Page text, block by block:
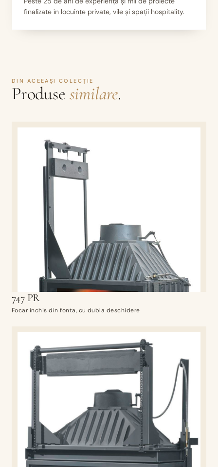
III
finalizate în locuințe private, vile și spații hospitality.
DIN ACEEAȘI COLECȚIE
Produse similare.
747 PR
Focar inchis din fonta, cu dubla deschidere